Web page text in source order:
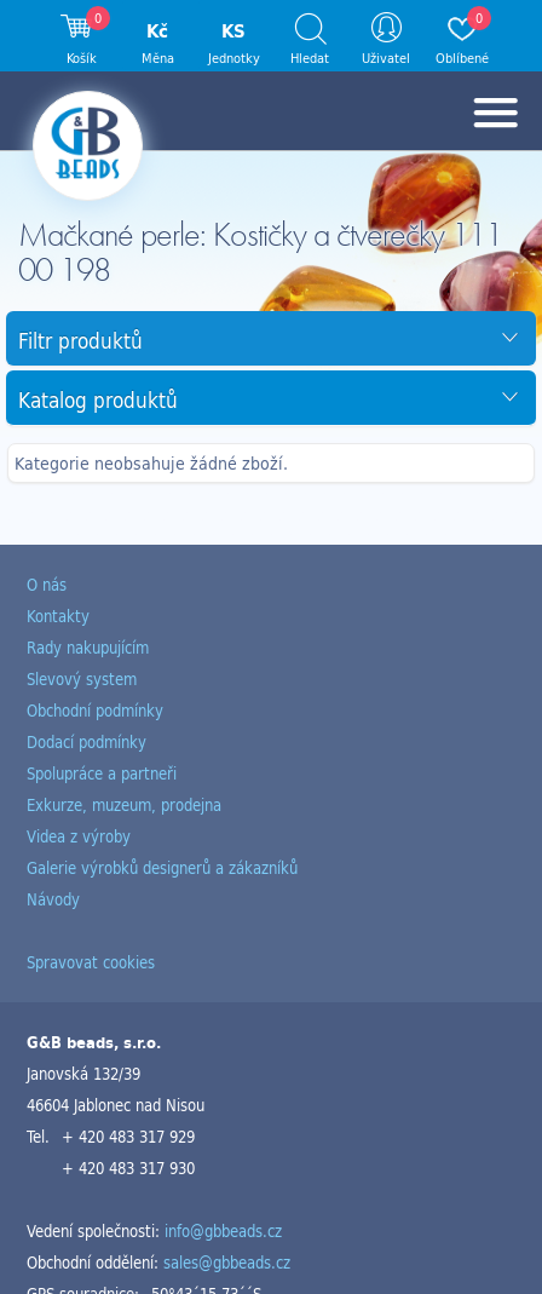
Mačkané perle: Kostičky a čtverečky 111
00 198
Filtr produktů
Katalog produktů
Kategorie neobsahuje žádné zboží.
0
Košík
Kč
Měna
KS
Jednotky Hledat Uživatel
0
Oblíbené
O nás
Kontakty
Rady nakupujícím
Slevový system
Obchodní podmínky
Dodací podmínky
Spolupráce a partneři
Exkurze, muzeum, prodejna
Videa z výroby
Galerie výrobků designerů a zákazníků
Návody
Spravovat cookies
G&B beads, s.r.o.
Janovská 132/39
46604 Jablonec nad Nisou
Tel. + 420 483 317 929
+ 420 483 317 930
Vedení společnosti: info@gbbeads.cz
Obchodní oddělení:sales@gbbeads.cz